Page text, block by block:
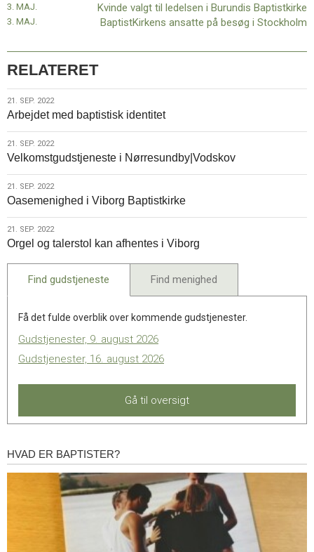
Kvinde valgt til ledelsen i Burundis Baptistkirke
3. MAJ.
BaptistKirkens ansatte på besøg i Stockholm
3. MAJ.
RELATERET
21.
sep.
2022
21. SEP. 2022
Arbejdet med baptistisk identitet
21.
sep.
2022
21. SEP. 2022
Velkomstgudstjeneste i Nørresundby|Vodskov
21.
sep.
2022
21. SEP. 2022
Oasemenighed i Viborg Baptistkirke
21.
sep.
21. SEP. 2022
Orgel og talerstol kan afhentes i Viborg
Find gudstjeneste Find menighed
Få det fulde overblik over kommende gudstjenester.
Gudstjenester, 9. august 2026
Gudstjenester, 16. august 2026
Gå til oversigt
Hvad
er
HVAD ER BAPTISTER?